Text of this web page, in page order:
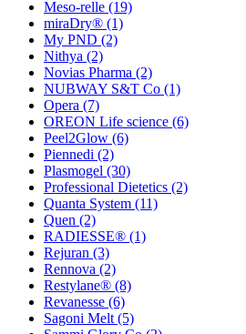
Meso-relle (19)
miraDry® (1)
My PND (2)
Nithya (2)
Novias Pharma (2)
NUBWAY S&T Co (1)
Opera (7)
OREON Life science (6)
Peel2Glow (6)
Piennedi (2)
Plasmogel (30)
Professional Dietetics (2)
Quanta System (11)
Quen (2)
RADIESSE® (1)
Rejuran (3)
Rennova (2)
Restylane® (8)
Revanesse (6)
Sagoni Melt (5)